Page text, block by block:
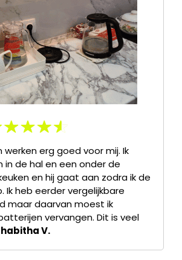
werken erg goed voor mij. Ik
in de hal en een onder de
en hij gaat aan zodra ik de
Ik heb eerder vergelijkbare
maar daarvan moest ik
vervangen. Dit is veel
V.